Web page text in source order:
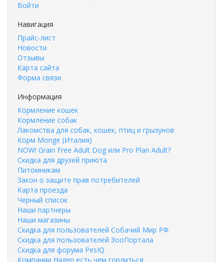
Войти
Навигация
Прайс-лист
Новости
Отзывы
Карта сайта
Форма связи
Информация
Кормление кошек
Кормление собак
Лакомства для собак, кошек, птиц и грызунов
Корм Monge (Италия)
NOW! Grain Free Adult Dog или Pro Plan Adult?
Скидка для друзей приюта
Питомникам
Закон о защите прав потребителей
Карта проезда
Черный список
Наши партнеры
Наши магазины
Скидка для пользователей Собачий Мир РФ
Скидка для пользователей ЗооПортала
Скидка для форума PesIQ
Компании Hagen есть чем гордиться